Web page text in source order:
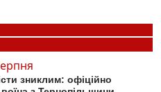
зниклим: офіційно